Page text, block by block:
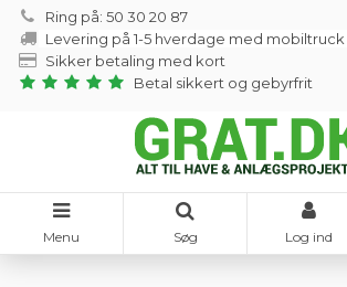
Ring på: 50 30 20 87
Levering på 1-5 hverdage med mobiltruck
Sikker betaling med kort
Betal sikkert og gebyrfrit
Menu Søg Log ind